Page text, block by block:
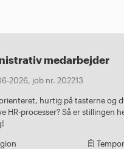
medarbejder
2026, job nr. 202213
hurtig på tasterne og
HR-processer? Så er stillingen